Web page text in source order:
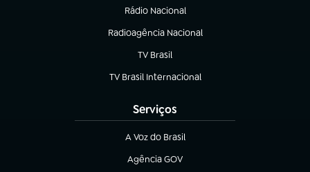
Rádio Nacional
Radioagência Nacional
(abre em nova aba)
TV Brasil
(abre em nova aba)
TV Brasil Internacional
(abre em nova aba)
Serviços
A Voz do Brasil
(abre em nova aba)
Agência GOV
(abre em nova aba)